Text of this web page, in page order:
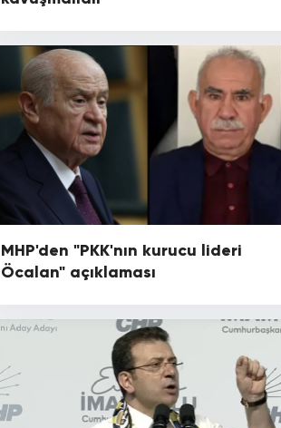
MHP'den "PKK'nın kurucu lideri
Öcalan" açıklaması